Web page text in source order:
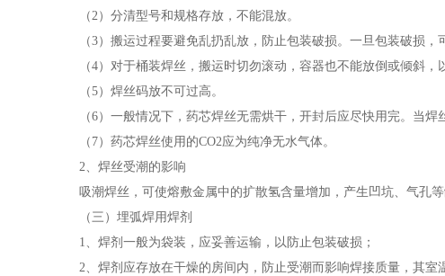
（2）分清型号和规格存放，不能混放。
（3）搬运过程要避免乱扔乱放，防止包装破损。一旦包装破损，
（4）对于桶装焊丝，搬运时切勿滚动，容器也不能放倒或倾斜，
（5）焊丝码放不可过高。
（6）一般情况下，药芯焊丝无需烘干，开封后应尽快用完。当焊
（7）药芯焊丝使用的CO2应为纯净无水气体。
2、焊丝受潮的影响
吸潮焊丝，可使熔敷金属中的扩散氢含量增加，产生凹坑、气孔
（三）埋弧焊用焊剂
1、焊剂一般为袋装，应妥善运输，以防止包装破损；
2、焊剂应存放在干燥的房间内，防止受潮而影响焊接质量，其室